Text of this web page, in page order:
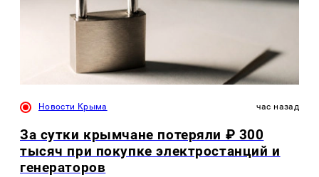
Новости Крыма час назад
За сутки крымчане потеряли ₽ 300
тысяч при покупке электростанций и
генераторов